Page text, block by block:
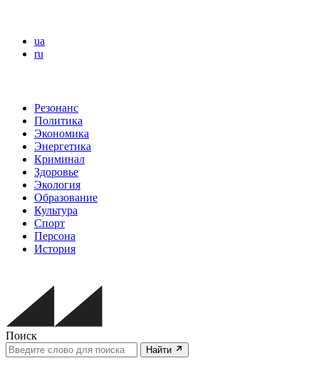
ua
ru
Резонанс
Политика
Экономика
Энергетика
Криминал
Здоровье
Экология
Образование
Культура
Спорт
Персона
История
Поиск
Найти